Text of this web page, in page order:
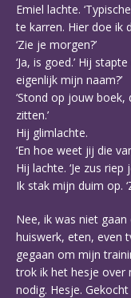
Emiel lachte.
te karren. Hier doe ik
‘Zie je morgen?’
‘Ja, is goed.’ Hij
eigenlijk mijn naam?’
‘Stond op jouw
zitten.’
Hij glimlachte.
‘En hoe weet jij die
Hij lachte. ‘Je zus
Ik stak mijn duim op.
Nee, ik was niet
huiswerk, eten, even
gegaan om mijn
trok ik het hesje over
nodig. Hesje.